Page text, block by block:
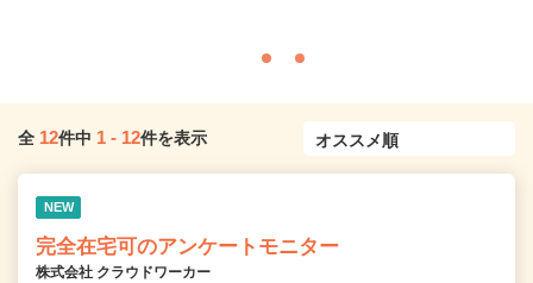
全 12件中 1 - 12件を表示
NEW
完全在宅可のアンケートモニター
株式会社 クラウドワーカー